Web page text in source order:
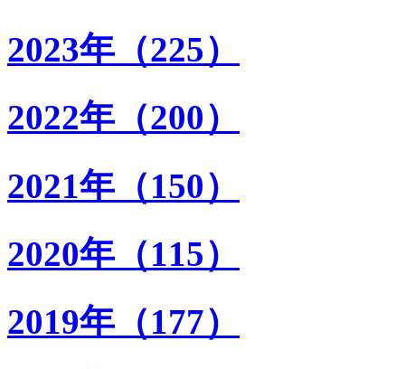
2023年（225）
2022年（200）
2021年（150）
2020年（115）
2019年（177）